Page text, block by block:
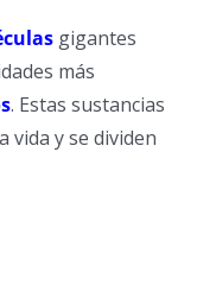
gigantes
más
. Estas sustancias
vida y se dividen